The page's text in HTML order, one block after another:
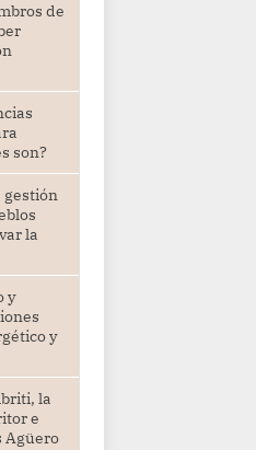
de
son?
la
y
y
la
e
Agüero